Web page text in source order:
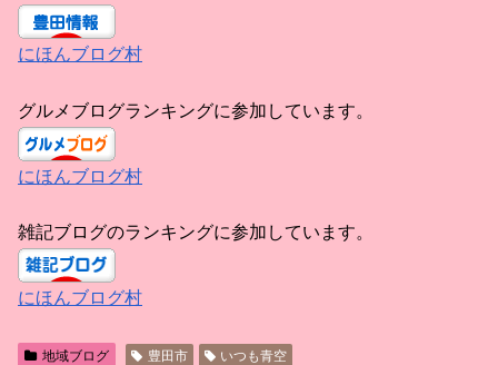
にほんブログ村
グルメブログランキングに参加しています。
にほんブログ村
雑記ブログのランキングに参加しています。
にほんブログ村
地域ブログ 豊田市 いつも青空